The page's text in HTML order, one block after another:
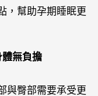
，幫助孕期睡眠更
體無負擔
與臀部需要承受更